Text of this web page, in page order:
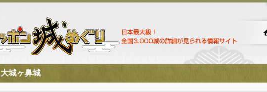
大城ヶ鼻城